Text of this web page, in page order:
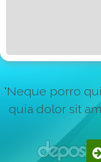
"Neque porro
quia dolor sit